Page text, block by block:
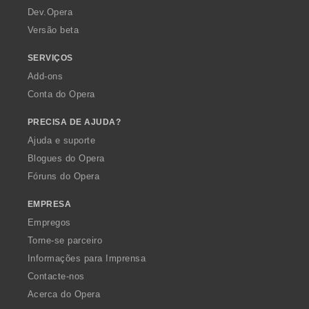
a
Dev.Opera
Versão beta
SERVIÇOS
Add-ons
Conta do Opera
PRECISA DE AJUDA?
Ajuda e suporte
Blogues do Opera
Fóruns do Opera
EMPRESA
Empregos
Torne-se parceiro
Informações para Imprensa
Contacte-nos
Acerca do Opera